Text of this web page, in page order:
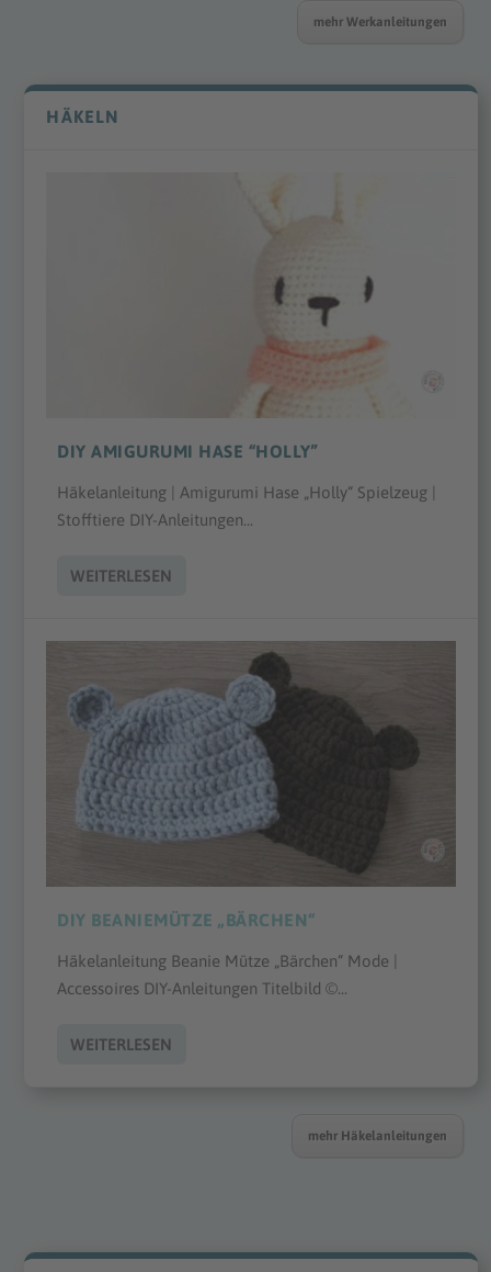
mehr Werkanleitungen
HÄKELN
DIY AMIGURUMI HASE “HOLLY”
Häkelanleitung | Amigurumi Hase „Holly“ Spielzeug |
Stofftiere DIY-Anleitungen...
WEITERLESEN
DIY BEANIEMÜTZE „BÄRCHEN“
Häkelanleitung Beanie Mütze „Bärchen“ Mode |
Accessoires DIY-Anleitungen Titelbild ©...
WEITERLESEN
mehr Häkelanleitungen